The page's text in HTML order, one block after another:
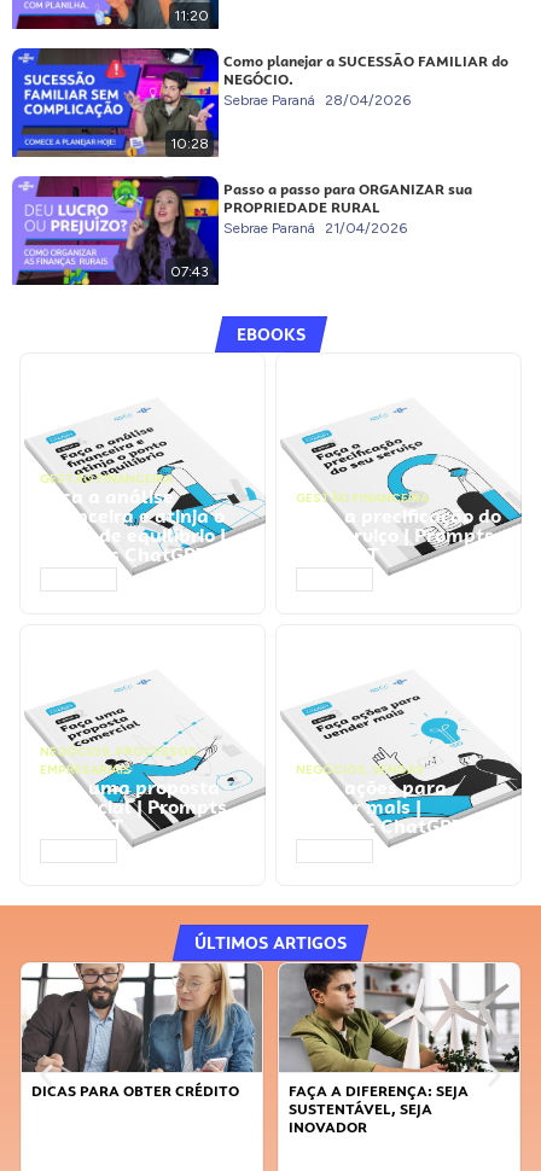
11:20
10:28
Como planejar a SUCESSÃO FAMILIAR do
NEGÓCIO.
Sebrae Paraná 28/04/2026
07:43
Passo a passo para ORGANIZAR sua
PROPRIEDADE RURAL
Sebrae Paraná 21/04/2026
EBOOKS
GESTÃO FINANCEIRA
Faça a análise
financeira e atinja o
ponto de equilíbrio |
Prompts ChatGPT
GESTÃO FINANCEIRA
Faça a precificação do
seu serviço | Prompts
ChatGPT
NEGÓCIOS, PROCESSOS
EMPRESARIAIS
Faça uma proposta
comercial | Prompts
ChatGPT
NEGÓCIOS, VENDAS
Faça ações para
vender mais |
Prompts ChatGPT
ÚLTIMOS ARTIGOS
DICAS PARA OBTER CRÉDITO
FAÇA A DIFERENÇA: SEJA
SUSTENTÁVEL, SEJA
INOVADOR